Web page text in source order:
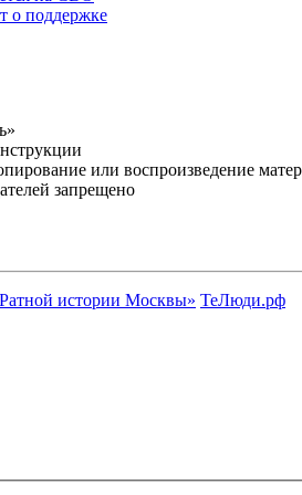
о поддержке
или воспроизведение
запрещено
истории Москвы» ТеЛюди.рф